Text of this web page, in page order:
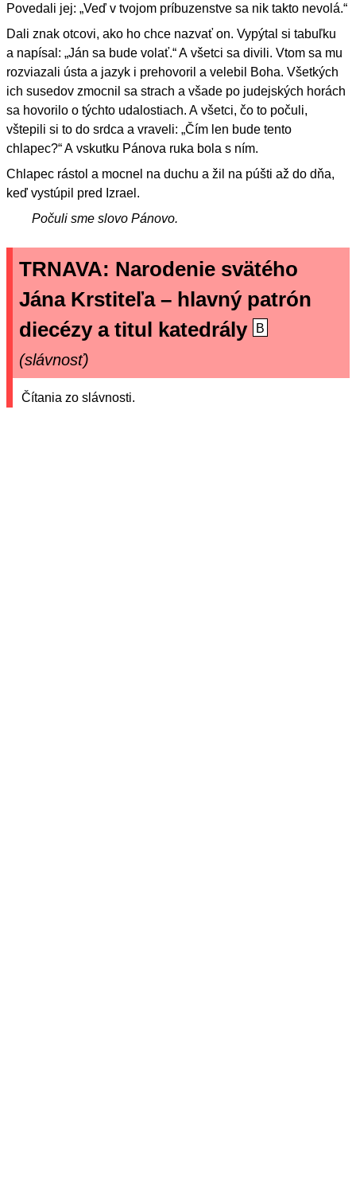
Povedali jej: „Veď v tvojom príbuzenstve sa nik takto nevolá.“
Dali znak otcovi, ako ho chce nazvať on. Vypýtal si tabuľku
a napísal: „Ján sa bude volať.“ A všetci sa divili. Vtom sa mu
rozviazali ústa a jazyk i prehovoril a velebil Boha. Všetkých
ich susedov zmocnil sa strach a všade po judejských horách
sa hovorilo o týchto udalostiach. A všetci, čo to počuli,
vštepili si to do srdca a vraveli: „Čím len bude tento
chlapec?“ A vskutku Pánova ruka bola s ním.
Chlapec rástol a mocnel na duchu a žil na púšti až do dňa,
keď vystúpil pred Izrael.
Počuli sme slovo Pánovo.
TRNAVA: Narodenie svätého
Jána Krstiteľa – hlavný patrón
diecézy a titul katedrály
B
(slávnosť)
Čítania zo slávnosti.